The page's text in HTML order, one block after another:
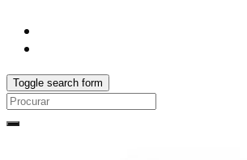
Toggle search form
Search